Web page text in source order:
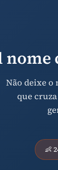
Não deixe o
que
👶